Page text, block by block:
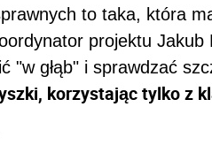
to taka, która
projektu
"w głąb" i sprawdzać
korzystając tylko z